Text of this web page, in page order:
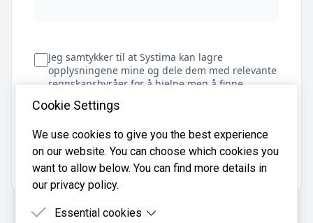
Jeg samtykker til at Systima kan lagre
opplysningene mine og dele dem med relevante
regnskapsbyråer for å hjelpe meg å finne
regnskapsfører
Få tilbud
Cookie Settings
We use cookies to give you the best experience
on our website. You can choose which cookies you
want to allow below. You can find more details in
our privacy policy.
Essential cookies